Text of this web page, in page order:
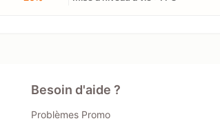
Besoin d'aide ?
Problèmes Promo